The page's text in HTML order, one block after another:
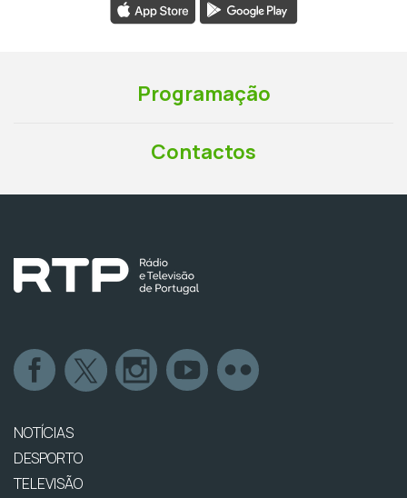
Programação
Contactos
NOTÍCIAS
DESPORTO
TELEVISÃO